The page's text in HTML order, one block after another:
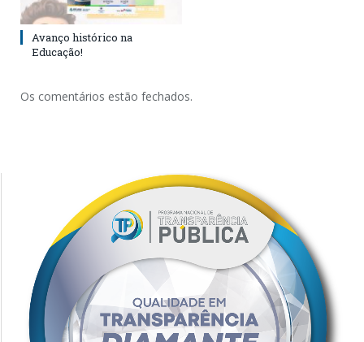
Avanço histórico na
Educação!
Os comentários estão fechados.